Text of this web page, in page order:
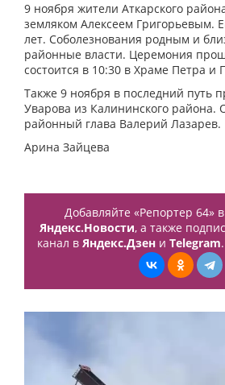
9 ноября жители Аткарского
земляком Алексеем Григорьевым.
лет. Соболезнования родным и
районные власти. Церемония
состоится в 10:30 в Храме Петра и
Также 9 ноября в последний путь
Уварова из Калининского района.
районный глава Валерий Лазарев.
Арина Зайцева
Добавляйте «Репортер 64»
Яндекс.Новости, а также
канал в Яндекс.Дзени Telegram